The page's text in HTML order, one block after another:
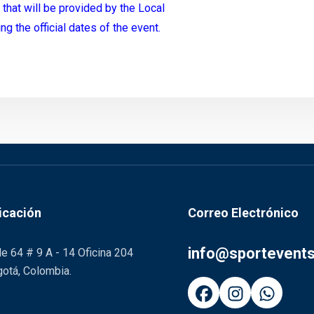
will be provided by the Local
the official dates of the event.
64 # 9 A - 14 Oficina 204
Colombia.
Correo Electrónico